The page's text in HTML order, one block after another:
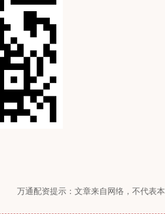
万通配资提示：文章来自网络，不代表本